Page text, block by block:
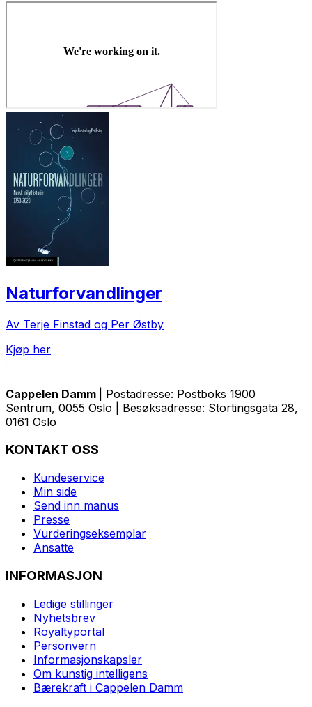
Naturforvandlinger
Av Terje Finstad og Per Østby
Kjøp her
Cappelen Damm
| Postadresse: Postboks 1900
Sentrum, 0055 Oslo | Besøksadresse: Stortingsgata 28,
0161 Oslo
KONTAKT OSS
Kundeservice
Min side
Send inn manus
Presse
Vurderingseksemplar
Ansatte
INFORMASJON
Ledige stillinger
Nyhetsbrev
Royaltyportal
Personvern
Informasjonskapsler
Om kunstig intelligens
Bærekraft i Cappelen Damm